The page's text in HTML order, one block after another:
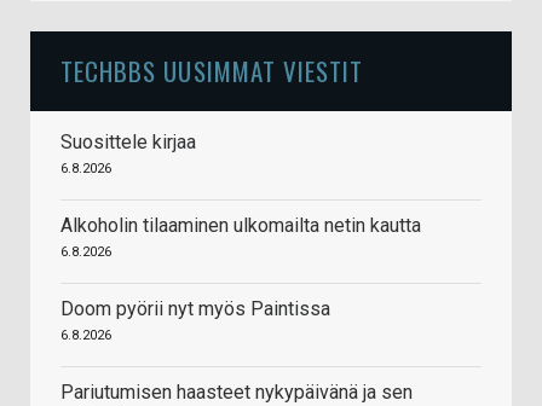
TECHBBS UUSIMMAT VIESTIT
Suosittele kirjaa
6.8.2026
Alkoholin tilaaminen ulkomailta netin kautta
6.8.2026
Doom pyörii nyt myös Paintissa
6.8.2026
Pariutumisen haasteet nykypäivänä ja sen